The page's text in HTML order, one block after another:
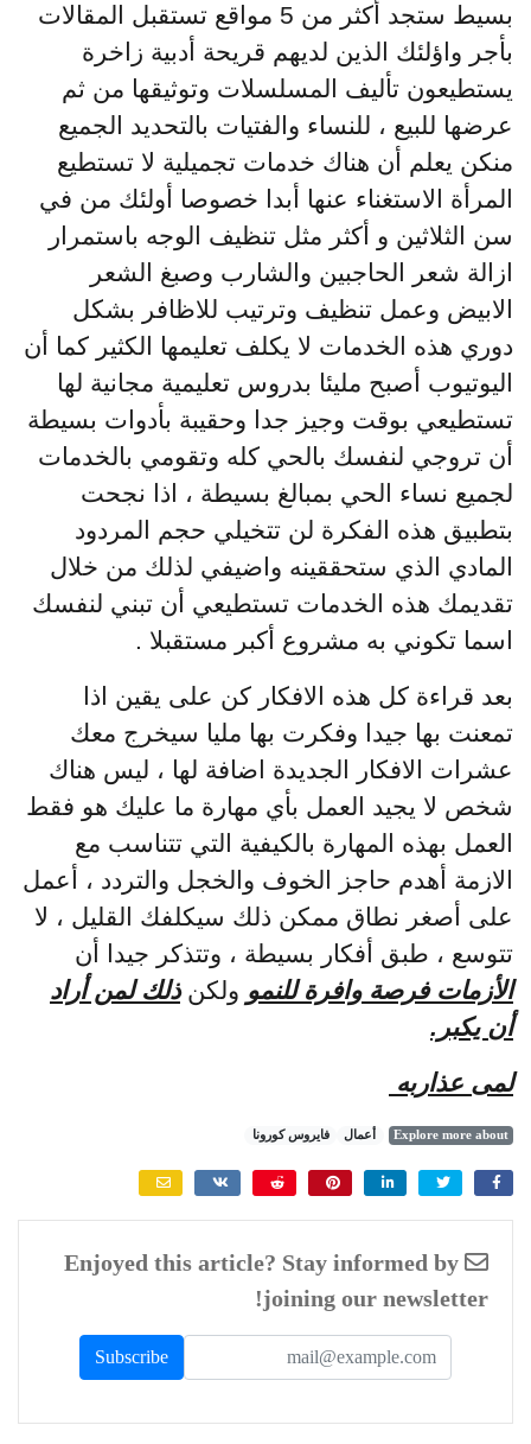
بسيط ستجد أكثر من 5 مواقع تستقبل المقالات
بأجر واؤلئك الذين لديهم قريحة أدبية زاخرة
يستطيعون تأليف المسلسلات وتوثيقها من ثم
عرضها للبيع ، للنساء والفتيات بالتحديد الجميع
منكن يعلم أن هناك خدمات تجميلية لا تستطيع
المرأة الاستغناء عنها أبدا خصوصا أولئك من في
سن الثلاثين و أكثر مثل تنظيف الوجه باستمرار
ازالة شعر الحاجبين والشارب وصبغ الشعر
الابيض وعمل تنظيف وترتيب للاظافر بشكل
دوري هذه الخدمات لا يكلف تعليمها الكثير كما أن
اليوتيوب أصبح مليئا بدروس تعليمية مجانية لها
تستطيعي بوقت وجيز جدا وحقيبة بأدوات بسيطة
أن تروجي لنفسك بالحي كله وتقومي بالخدمات
لجميع نساء الحي بمبالغ بسيطة ، اذا نجحت
بتطبيق هذه الفكرة لن تتخيلي حجم المردود
المادي الذي ستحققينه واضيفي لذلك من خلال
تقديمك هذه الخدمات تستطيعي أن تبني لنفسك
اسما تكوني به مشروع أكبر مستقبلا .
بعد قراءة كل هذه الافكار كن على يقين اذا
تمعنت بها جيدا وفكرت بها مليا سيخرج معك
عشرات الافكار الجديدة اضافة لها ، ليس هناك
شخص لا يجيد العمل بأي مهارة ما عليك هو فقط
العمل بهذه المهارة بالكيفية التي تتناسب مع
الازمة أهدم حاجز الخوف والخجل والتردد ، أعمل
على أصغر نطاق ممكن ذلك سيكلفك القليل ، لا
تتوسع ، طبق أفكار بسيطة ، وتتذكر جيدا أن
الأزمات فرصة وافرة للنمو ولكنذلك لمن أراد
أن يكبر.
لمى عذاربه
Explore more about أعمال فايروس كورونا
Enjoyed this article? Stay informed by
joining our newsletter!